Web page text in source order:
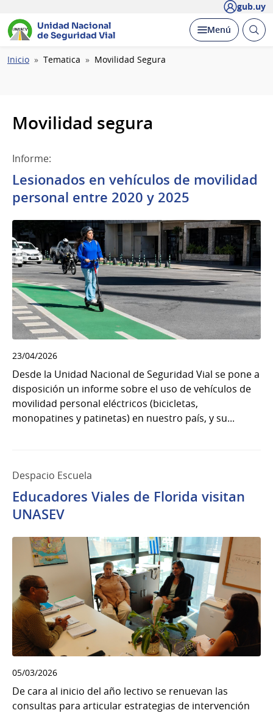
gub.uy
Unidad Nacional
de Seguridad Vial
Desplegar
Menú Abrir
Ruta
Inicio Tematica Movilidad Segura
Movilidad segura
Informe:
Lesionados en vehículos de movilidad
personal entre 2020 y 2025
23/04/2026
Desde la Unidad Nacional de Seguridad Vial se pone a
disposición un informe sobre el uso de vehículos de
movilidad personal eléctricos (bicicletas,
monopatines y patinetas) en nuestro país, y su...
Despacio Escuela
Educadores Viales de Florida visitan
UNASEV
05/03/2026
De cara al inicio del año lectivo se renuevan las
consultas para articular estrategias de intervención